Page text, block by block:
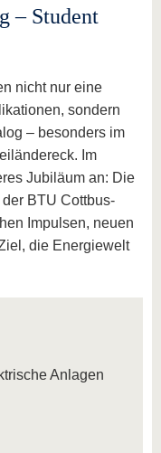
– Student
nicht nur eine
sondern
– besonders im
Im
Jubiläum an: Die
BTU Cottbus-
Impulsen, neuen
die Energiewelt
Anlagen